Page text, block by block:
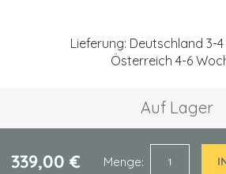
Lieferung: Deutschland 3-
Österreich 4-6
Auf Lager
339,00 € Menge